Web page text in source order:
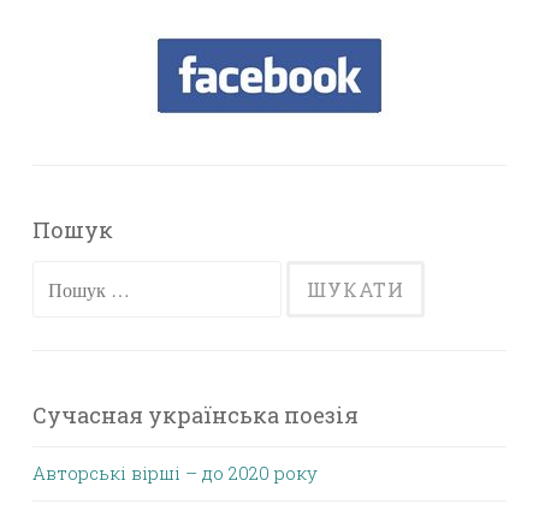
Пошук
Пошук:
Сучасная українська поезія
Авторські вірші – до 2020 року